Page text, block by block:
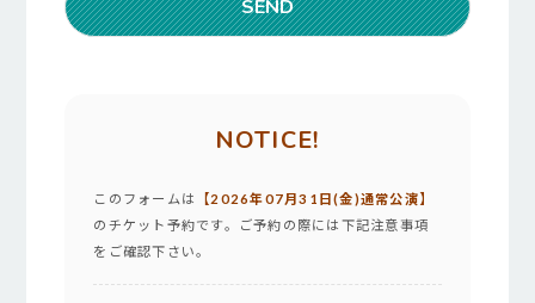
NOTICE!
このフォームは
【2026年07月31日(金)通常公演】
のチケット予約です。ご予約の際には下記注意事項
をご確認下さい。